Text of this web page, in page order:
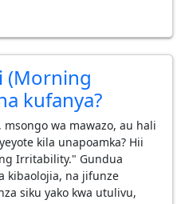
(Morning
kufanya?
wa mawazo, au hali
kila unapoamka? Hii
Irritability." Gundua
kibaolojia, na jifunze
siku yako kwa utulivu,